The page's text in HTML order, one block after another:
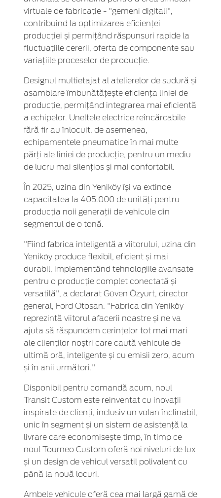
virtuale de fabricație - "gemeni digitali",
contribuind la optimizarea eficienței
producției și permițând răspunsuri rapide la
fluctuațiile cererii, oferta de componente sau
variațiile proceselor de producție.
Designul multietajat al atelierelor de sudură și
asamblare îmbunătățește eficiența liniei de
producție, permițând integrarea mai eficientă
a echipelor. Uneltele electrice reîncărcabile
fără fir au înlocuit, de asemenea,
echipamentele pneumatice în mai multe
părți ale liniei de producție, pentru un mediu
de lucru mai silențios și mai confortabil.
În 2025, uzina din Yeniköy își va extinde
capacitatea la 405.000 de unități pentru
producția noii generații de vehicule din
segmentul de o tonă.
"Fiind fabrica inteligentă a viitorului, uzina din
Yeniköy produce flexibil, eficient și mai
durabil, implementând tehnologiile avansate
pentru o producție complet conectată și
versatilă", a declarat Güven Özyurt, director
general, Ford Otosan. "Fabrica din Yeniköy
reprezintă viitorul afacerii noastre și ne va
ajuta să răspundem cerințelor tot mai mari
ale clienților noștri care caută vehicule de
ultimă oră, inteligente și cu emisii zero, acum
și în anii următori."
Disponibil pentru comandă acum, noul
Transit Custom este reinventat cu inovații
inspirate de clienți, inclusiv un volan înclinabil,
unic în segment și un sistem de asistență la
livrare care economisește timp, în timp ce
noul Tourneo Custom oferă noi niveluri de lux
și un design de vehicul versatil polivalent cu
până la nouă locuri.
Ambele vehicule oferă cea mai largă gamă de